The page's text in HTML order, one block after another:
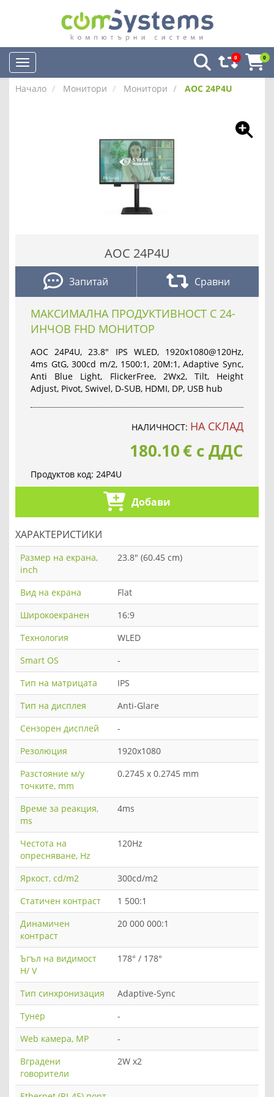
0 0
Начало Монитори Монитори AOC 24P4U
AOC 24P4U
Запитай Сравни
МАКСИМАЛНА ПРОДУКТИВНОСТ С 24-
ИНЧОВ FHD МОНИТОР
AOC 24P4U, 23.8" IPS WLED, 1920x1080@120Hz,
4ms GtG, 300cd m/2, 1500:1, 20M:1, Adaptive Sync,
Anti Blue Light, FlickerFree, 2Wx2, Tilt, Height
Adjust, Pivot, Swivel, D-SUB, HDMI, DP, USB hub
НАЛИЧНОСТ: НА СКЛАД
180.10€ с ДДС
Продуктов код: 24P4U
Добави
ХАРАКТЕРИСТИКИ
Размер на екрана,
inch
23.8" (60.45 cm)
Вид на екрана
Flat
Широкоекранен
16:9
Технология
WLED
Smart OS
-
Тип на матрицата
IPS
Тип на дисплея
Anti-Glare
Сензорен дисплей
-
Резолюция
1920x1080
Разстояние м/у
точките, mm
0.2745 x 0.2745 mm
Време за реакция,
ms
4ms
Честота на
опресняване, Hz
120Hz
Яркост, cd/m2
300cd/m2
Статичен контраст
1 500:1
Динамичен
контраст
20 000 000:1
Ъгъл на видимост
H/ V
178° / 178°
Тип синхронизация
Adaptive-Sync
Тунер
-
Web камера, MP
-
Вградени
говорители
2W x2